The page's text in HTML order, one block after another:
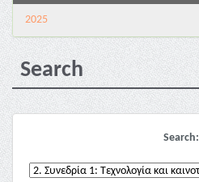
2025
Search
Search: